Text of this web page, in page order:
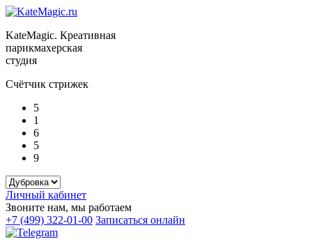
KateMagic. Креативная
парикмахерская
студия
Счётчик стрижек
5
1
6
5
9
Личный кабинет
Звоните нам, мы работаем
+7 (499) 322-01-00 Записаться онлайн